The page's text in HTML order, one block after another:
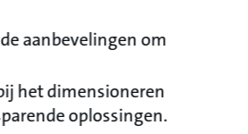
aanbevelingen om
het dimensioneren
oplossingen.